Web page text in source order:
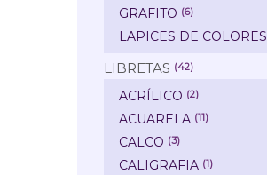
GRAFITO (6)
LAPICES DE COLORES
LIBRETAS (42)
ACRÍLICO (2)
ACUARELA (11)
CALCO (3)
CALIGRAFIA (1)